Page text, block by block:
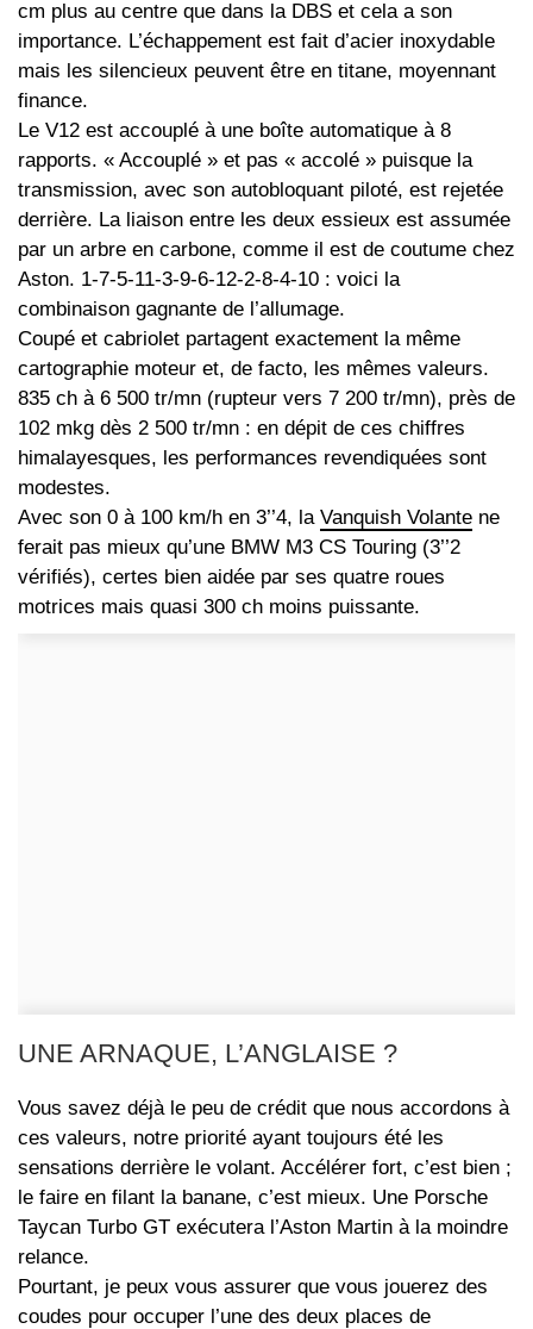
cm plus au centre que dans la DBS et cela a son
importance. L’échappement est fait d’acier inoxydable
mais les silencieux peuvent être en titane, moyennant
finance.
Le V12 est accouplé à une boîte automatique à 8
rapports. « Accouplé » et pas « accolé » puisque la
transmission, avec son autobloquant piloté, est rejetée
derrière. La liaison entre les deux essieux est assumée
par un arbre en carbone, comme il est de coutume chez
Aston. 1-7-5-11-3-9-6-12-2-8-4-10 : voici la
combinaison gagnante de l’allumage.
Coupé et cabriolet partagent exactement la même
cartographie moteur et, de facto, les mêmes valeurs.
835 ch à 6 500 tr/mn (rupteur vers 7 200 tr/mn), près de
102 mkg dès 2 500 tr/mn : en dépit de ces chiffres
himalayesques, les performances revendiquées sont
modestes.
Avec son 0 à 100 km/h en 3’’4, la Vanquish Volante ne
ferait pas mieux qu’une BMW M3 CS Touring (3’’2
vérifiés), certes bien aidée par ses quatre roues
motrices mais quasi 300 ch moins puissante.
UNE ARNAQUE, L’ANGLAISE ?
Vous savez déjà le peu de crédit que nous accordons à
ces valeurs, notre priorité ayant toujours été les
sensations derrière le volant. Accélérer fort, c’est bien ;
le faire en filant la banane, c’est mieux. Une Porsche
Taycan Turbo GT exécutera l’Aston Martin à la moindre
relance.
Pourtant, je peux vous assurer que vous jouerez des
coudes pour occuper l’une des deux places de